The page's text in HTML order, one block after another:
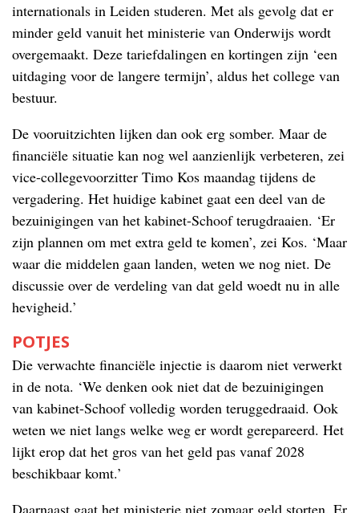
internationals in Leiden studeren. Met als gevolg dat er
minder geld vanuit het ministerie van Onderwijs wordt
overgemaakt. Deze tariefdalingen en kortingen zijn ‘een
uitdaging voor de langere termijn’, aldus het college van
bestuur.
De vooruitzichten lijken dan ook erg somber. Maar de
financiële situatie kan nog wel aanzienlijk verbeteren, zei
vice-collegevoorzitter Timo Kos maandag tijdens de
vergadering. Het huidige kabinet gaat een deel van de
bezuinigingen van het kabinet-Schoof terugdraaien. ‘Er
zijn plannen om met extra geld te komen’, zei Kos. ‘Maar
waar die middelen gaan landen, weten we nog niet. De
discussie over de verdeling van dat geld woedt nu in alle
hevigheid.’
POTJES
Die verwachte financiële injectie is daarom niet verwerkt
in de nota. ‘We denken ook niet dat de bezuinigingen
van kabinet-Schoof volledig worden teruggedraaid. Ook
weten we niet langs welke weg er wordt gerepareerd. Het
lijkt erop dat het gros van het geld pas vanaf 2028
beschikbaar komt.’
Daarnaast gaat het ministerie niet zomaar geld storten. Er